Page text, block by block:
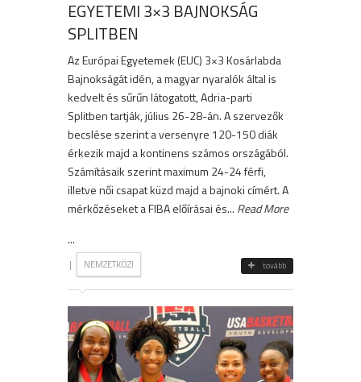
EGYETEMI 3×3 BAJNOKSÁG
SPLITBEN
Az Európai Egyetemek (EUC) 3×3 Kosárlabda
Bajnokságát idén, a magyar nyaralók által is
kedvelt és sűrűn látogatott, Adria-parti
Splitben tartják, július 26-28-án. A szervezők
becslése szerint a versenyre 120-150 diák
érkezik majd a kontinens számos országából.
Számításaik szerint maximum 24-24 férfi,
illetve női csapat küzd majd a bajnoki címért. A
mérkőzéseket a FIBA előírásai és... Read More
...
| NEMZETKÖZI tovább